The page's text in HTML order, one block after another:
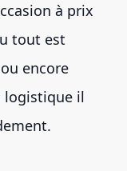
à prix
tout est
encore
logistique il